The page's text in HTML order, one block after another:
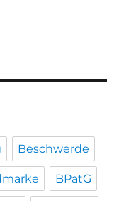
Beschwerde
BPatG